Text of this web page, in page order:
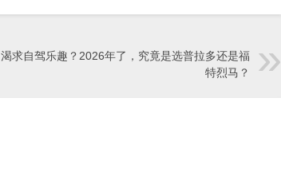
渴求自驾乐趣？2026年了，究竟是选普拉多还是福
特烈马？